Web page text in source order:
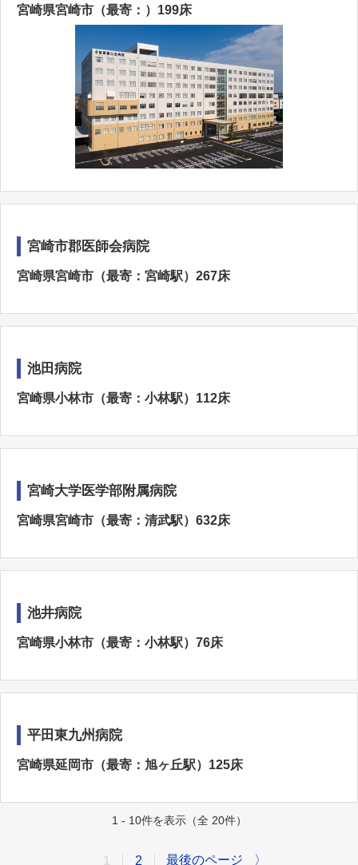
宮崎県宮崎市（最寄：）199床
宮崎市郡医師会病院
宮崎県宮崎市（最寄：宮崎駅）267床
池田病院
宮崎県小林市（最寄：小林駅）112床
宮崎大学医学部附属病院
宮崎県宮崎市（最寄：清武駅）632床
池井病院
宮崎県小林市（最寄：小林駅）76床
平田東九州病院
宮崎県延岡市（最寄：旭ヶ丘駅）125床
1 - 10件を表示（全 20件）
2 最後のページ 〉